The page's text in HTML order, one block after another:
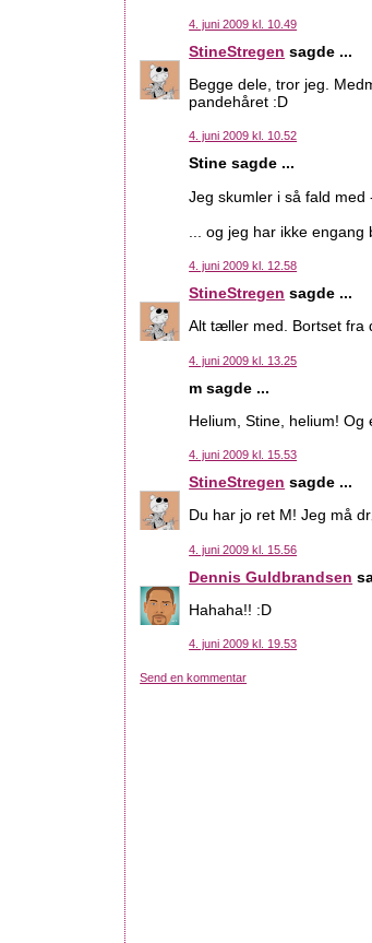
4. juni 2009 kl. 10.49
StineStregen sagde ...
Begge dele, tror jeg.
pandehåret :D
4. juni 2009 kl. 10.52
Stine sagde ...
Jeg skumler i så fald
... og jeg har ikke
4. juni 2009 kl. 12.58
StineStregen sagde ...
Alt tæller med. Bortset fra
4. juni 2009 kl. 13.25
m sagde ...
Helium, Stine, helium!
4. juni 2009 kl. 15.53
StineStregen sagde ...
Du har jo ret M! Jeg må
4. juni 2009 kl. 15.56
Dennis Guldbrandsen
Hahaha!! :D
4. juni 2009 kl. 19.53
Send en kommentar